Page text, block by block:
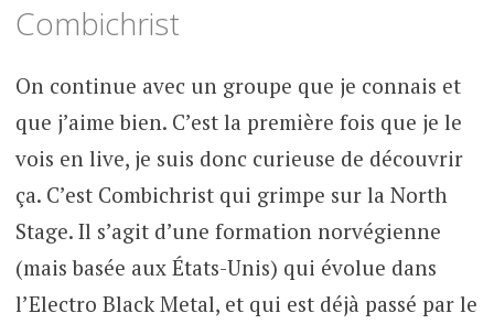
Combichrist
On continue avec un groupe que je connais et
que j’aime bien. C’est la première fois que je le
vois en live, je suis donc curieuse de découvrir
ça. C’est Combichrist qui grimpe sur la North
Stage. Il s’agit d’une formation norvégienne
(mais basée aux États-Unis) qui évolue dans
l’Electro Black Metal, et qui est déjà passé par le